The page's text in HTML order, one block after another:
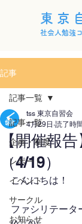
東京
社会人勉強
記事
記事一覧
企画・制度
レポート
イベント
サークル
お知らせ
記事一覧
【開催報
（4/19）
tss 東京自習会
4月29日 読了時
こんにちは！
ファシリテータ